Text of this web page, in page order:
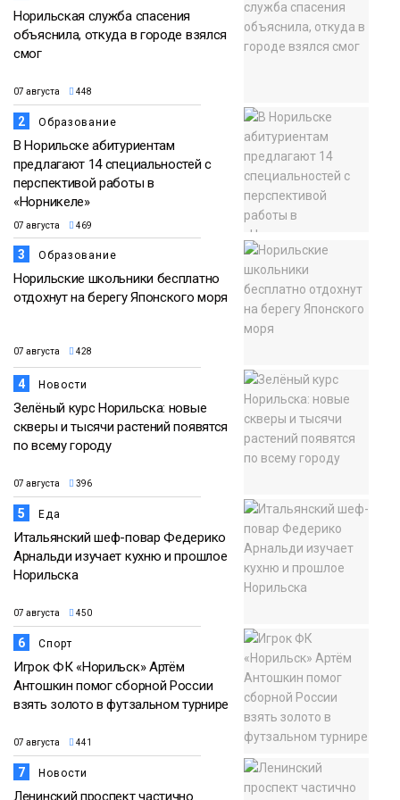
Норильская служба спасения
объяснила, откуда в городе взялся
смог
07 августа 448
2 Образование
В Норильске абитуриентам
предлагают 14 специальностей с
перспективой работы в
«Норникеле»
07 августа 469
3 Образование
Норильские школьники бесплатно
отдохнут на берегу Японского моря
07 августа 428
4 Новости
Зелёный курс Норильска: новые
скверы и тысячи растений появятся
по всему городу
07 августа 396
5 Еда
Итальянский шеф-повар Федерико
Арнальди изучает кухню и прошлое
Норильска
07 августа 450
6 Спорт
Игрок ФК «Норильск» Артём
Антошкин помог сборной России
взять золото в футзальном турнире
07 августа 441
7 Новости
Ленинский проспект частично